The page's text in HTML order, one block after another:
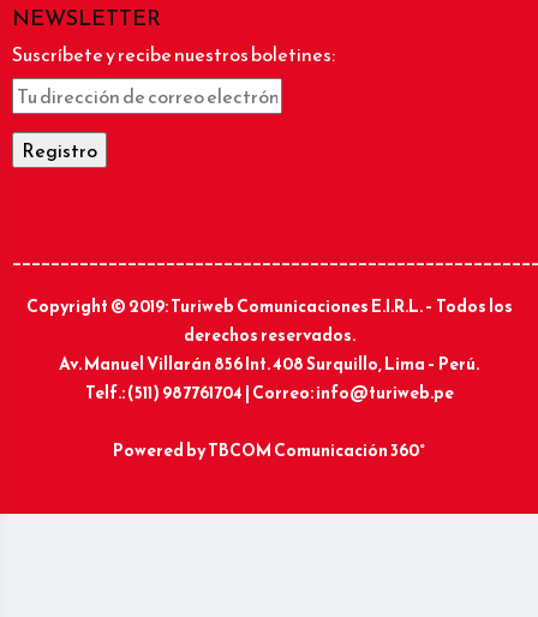
NEWSLETTER
Suscríbete y recibe nuestros boletines:
Copyright © 2019: Turiweb Comunicaciones E.I.R.L. – Todos los
derechos reservados.
Av. Manuel Villarán 856 Int. 408 Surquillo, Lima – Perú.
Telf.: (511) 987761704 | Correo: info@turiweb.pe
Powered byTBCOM Comunicación 360°